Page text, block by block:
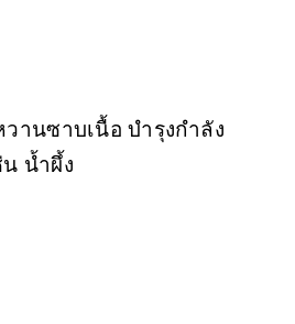
านซาบเนื้อ บำรุงกำลัง
น้ำผึ้ง